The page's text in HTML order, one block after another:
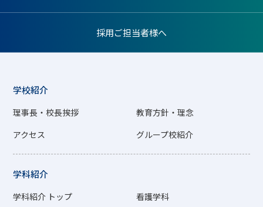
採用ご担当者様へ
学校紹介
理事長・校長挨拶
教育方針・理念
アクセス
グループ校紹介
学科紹介
学科紹介 トップ
看護学科